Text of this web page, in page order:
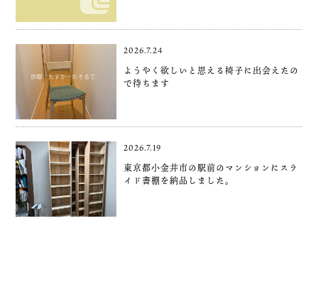
2026.7.24
ようやく欲しいと思える椅子に出会えたの
で待ちます
2026.7.19
東京都小金井市の駅前のマンションにスラ
イド書棚を納品しました。